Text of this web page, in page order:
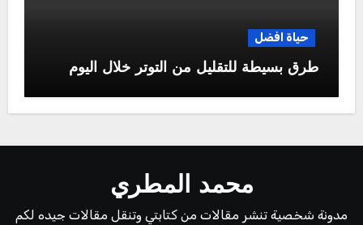
حياة افضل
طرق بسيطة للتقليل من التوتر خلال اليوم
محمد المطري
مدونة شخصية تنشر مقالات من كتابتي وتنقل مقالات جيده لكم